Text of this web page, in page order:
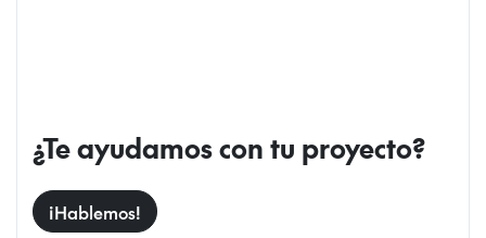
¿Te ayudamos con tu proyecto?
¡Hablemos!